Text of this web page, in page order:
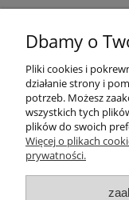
AGMAT MEBLE
woj. wielkopolskie |
NIP:
Dbamy o
Pliki cookies i
działanie strony i
potrzeb. Możesz
wszystkich tych
plików do swoich
Więcej o plikach
prywatności.